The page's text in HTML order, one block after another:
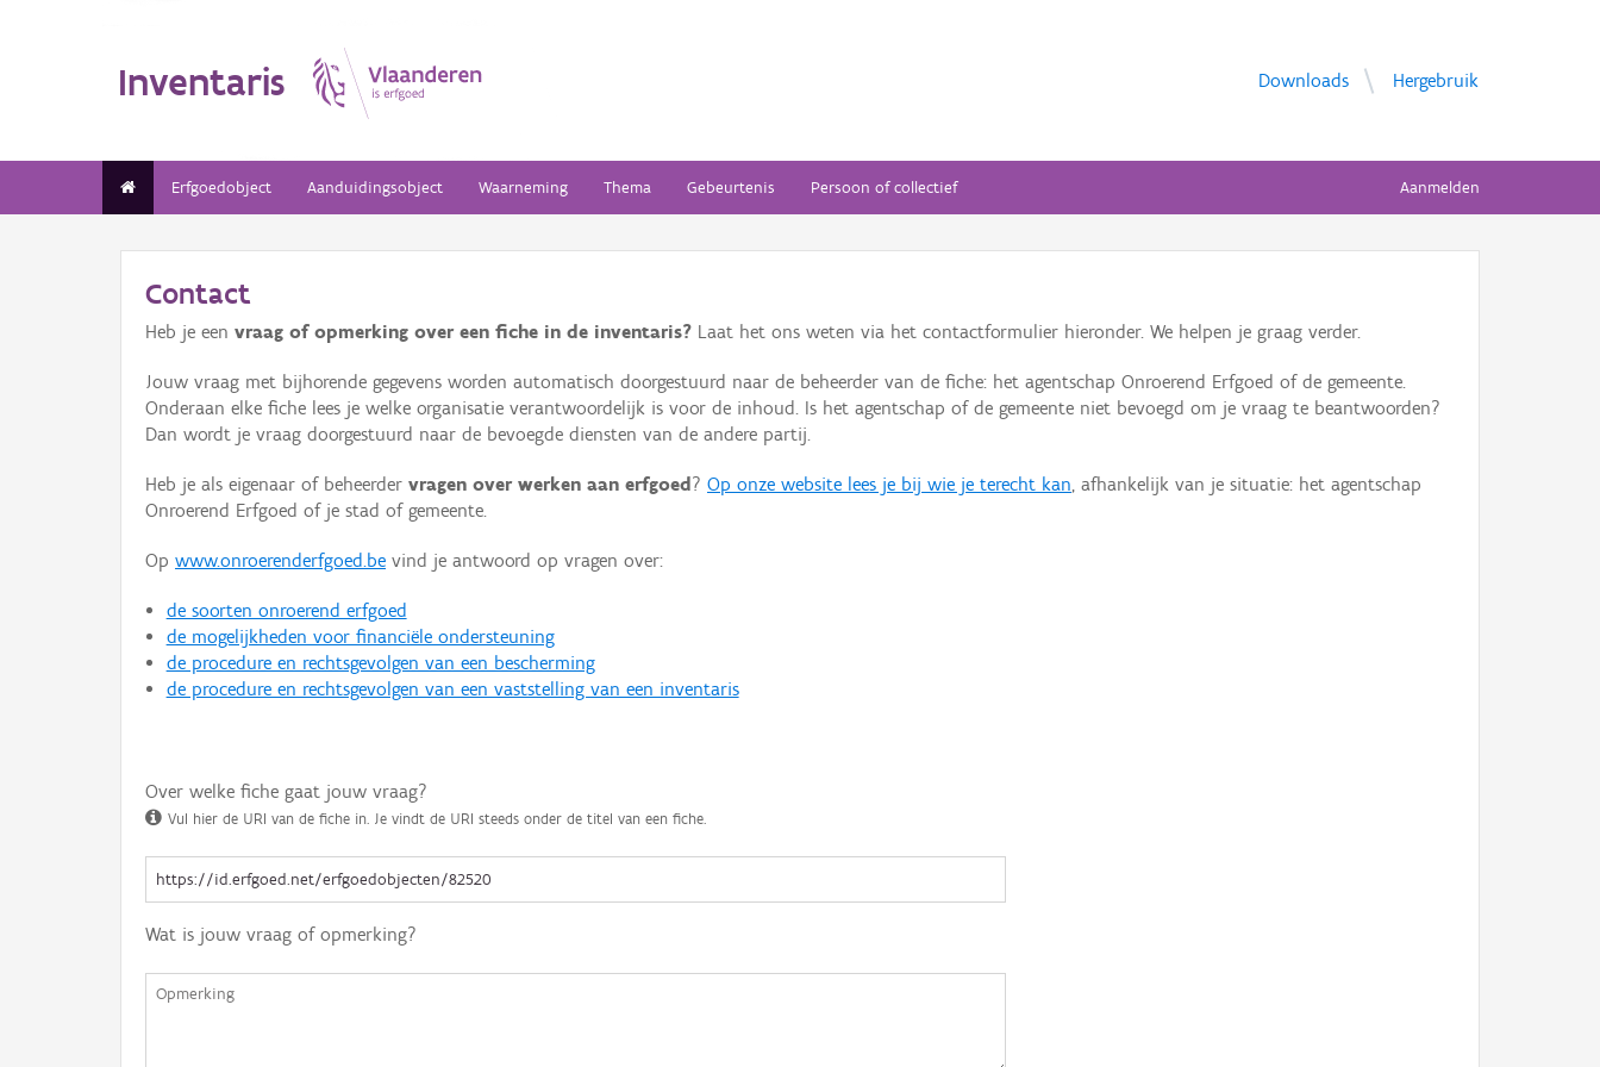
Inventaris Downloads Hergebruik
Erfgoedobject Aanduidingsobject Waarneming Thema Gebeurtenis Persoon of collectief Aanmelden
Contact
Heb je een vraag of opmerking over een fiche in de inventaris? Laat het ons weten via het contactformulier hieronder. We helpen je graag verder.
Jouw vraag met bijhorende gegevens worden automatisch doorgestuurd naar de beheerder van de fiche: het agentschap Onroerend Erfgoed of de gemeente.
Onderaan elke fiche lees je welke organisatie verantwoordelijk is voor de inhoud. Is het agentschap of de gemeente niet bevoegd om je vraag te beantwoorden?
Dan wordt je vraag doorgestuurd naar de bevoegde diensten van de andere partij.
Heb je als eigenaar of beheerder vragen over werken aan erfgoed ? Op onze website lees je bij wie je terecht kan, afhankelijk van je situatie: het agentschap
Onroerend Erfgoed of je stad of gemeente.
Op www.onroerenderfgoed.be vind je antwoord op vragen over:
de soorten onroerend erfgoed
de mogelijkheden voor financiële ondersteuning
de procedure en rechtsgevolgen van een bescherming
de procedure en rechtsgevolgen van een vaststelling van een inventaris
Over welke fiche gaat jouw vraag?
Vul hier de URI van de fiche in. Je vindt de URI steeds onder de titel van een fiche.
Wat is jouw vraag of opmerking?